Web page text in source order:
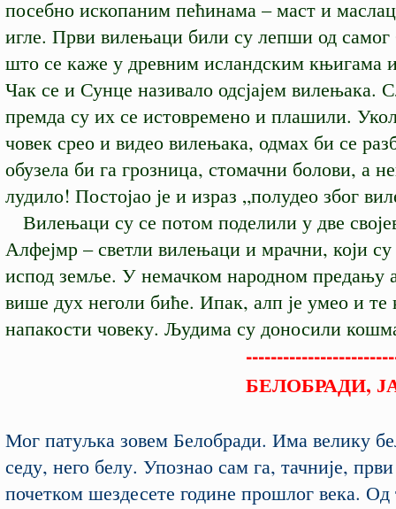
посебно ископаним пећинама – маст и
игле. Први вилењаци били су лепши од
што се каже у древним исландским књигама
Чак се и Сунце називало одсјајем вилењака.
премда су их се истовремено и плашили.
човек срео и видео вилењака, одмах би се
обузела би га грозница, стомачни болови, а
лудило! Постојао је и израз „полудео због
Вилењаци су се потом поделили у две
Алфејмр – светли вилењаци и мрачни, који
испод земље. У немачком народном предању
више дух неголи биће. Ипак, алп је умео и те
напакости човеку. Људима су доносили
БЕЛОБРАДИ, ЈАВИ
Мог патуљка зовем Белобради. Има велику
седу, него белу. Упознао сам га, тачније,
почетком шездесете године прошлог века. Од